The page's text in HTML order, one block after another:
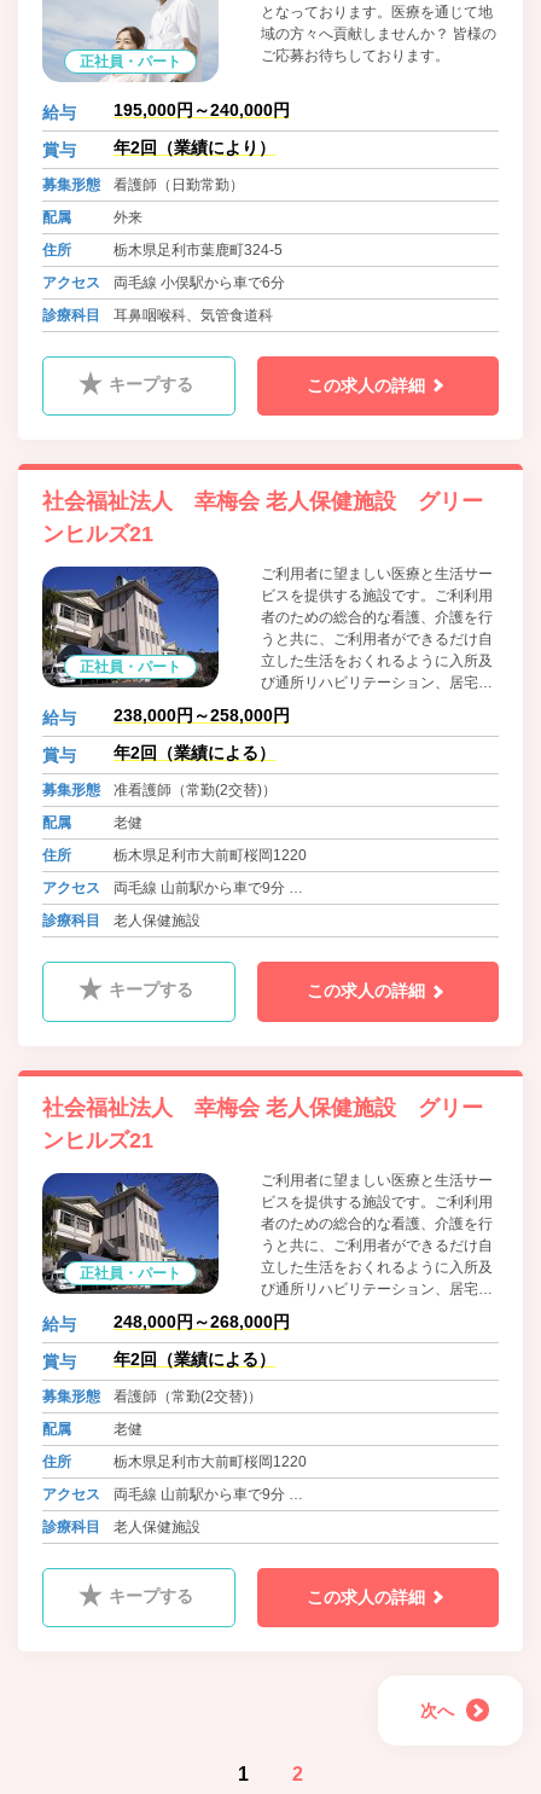
正社員・パート
となっております。医療を通じて地
域の方々へ貢献しませんか？ 皆様の
ご応募お待ちしております。
給与 195,000円～240,000円
賞与 年2回（業績により）
募集形態
看護師（日勤常勤）
配属
外来
住所
栃木県足利市葉鹿町324-5
アクセス
両毛線 小俣駅から車で6分
診療科目
耳鼻咽喉科、気管食道科
キープする この求人の詳細
社会福祉法人 幸梅会 老人保健施設 グリー
ンヒルズ21
正社員・パート
ご利用者に望ましい医療と生活サー
ビスを提供する施設です。ご利利用
者のための総合的な看護、介護を行
うと共に、ご利用者ができるだけ自
立した生活をおくれるように入所及
び通所リハビリテーション、居宅介
護支援事業を通じてご支援し、ご家
庭や社会への復帰を目指すことを目
的にしております。
給与 238,000円～258,000円
賞与 年2回（業績による）
募集形態
准看護師（常勤(2交替)）
配属
老健
住所
栃木県足利市大前町桜岡1220
アクセス
両毛線 山前駅から車で9分
東武伊勢崎線 足利市駅から車で22分
診療科目 老人保健施設
キープする この求人の詳細
社会福祉法人 幸梅会 老人保健施設 グリー
ンヒルズ21
正社員・パート
ご利用者に望ましい医療と生活サー
ビスを提供する施設です。ご利利用
者のための総合的な看護、介護を行
うと共に、ご利用者ができるだけ自
立した生活をおくれるように入所及
び通所リハビリテーション、居宅介
護支援事業を通じてご支援し、ご家
庭や社会への復帰を目指すことを目
的にしております。
給与 248,000円～268,000円
賞与 年2回（業績による）
募集形態
看護師（常勤(2交替)）
配属
老健
住所
栃木県足利市大前町桜岡1220
アクセス
両毛線 山前駅から車で9分
東武伊勢崎線 足利市駅から車で22分
診療科目 老人保健施設
キープする この求人の詳細
次へ
1 2